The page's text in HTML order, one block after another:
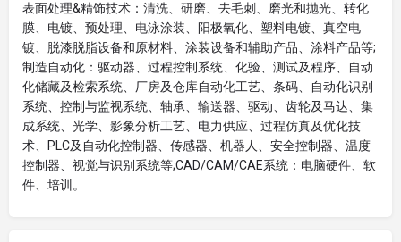
表面处理&精饰技术：清洗、研磨、去毛刺、磨光和抛光、转化
膜、电镀、预处理、电泳涂装、阳极氧化、塑料电镀、真空电
镀、脱漆脱脂设备和原材料、涂装设备和辅助产品、涂料产品等;
制造自动化：驱动器、过程控制系统、化验、测试及程序、自动
化储藏及检索系统、厂房及仓库自动化工艺、条码、自动化识别
系统、控制与监视系统、轴承、输送器、驱动、齿轮及马达、集
成系统、光学、影象分析工艺、电力供应、过程仿真及优化技
术、PLC及自动化控制器、传感器、机器人、安全控制器、温度
控制器、视觉与识别系统等;CAD/CAM/CAE系统：电脑硬件、软
件、培训。